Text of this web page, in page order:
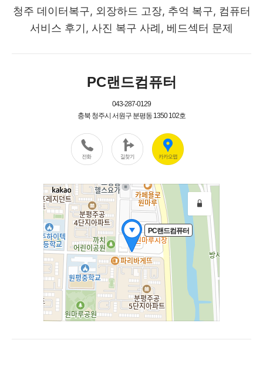
청주 데이터복구, 외장하드 고장, 추억 복구, 컴퓨터
서비스 후기, 사진 복구 사례, 베드섹터 문제